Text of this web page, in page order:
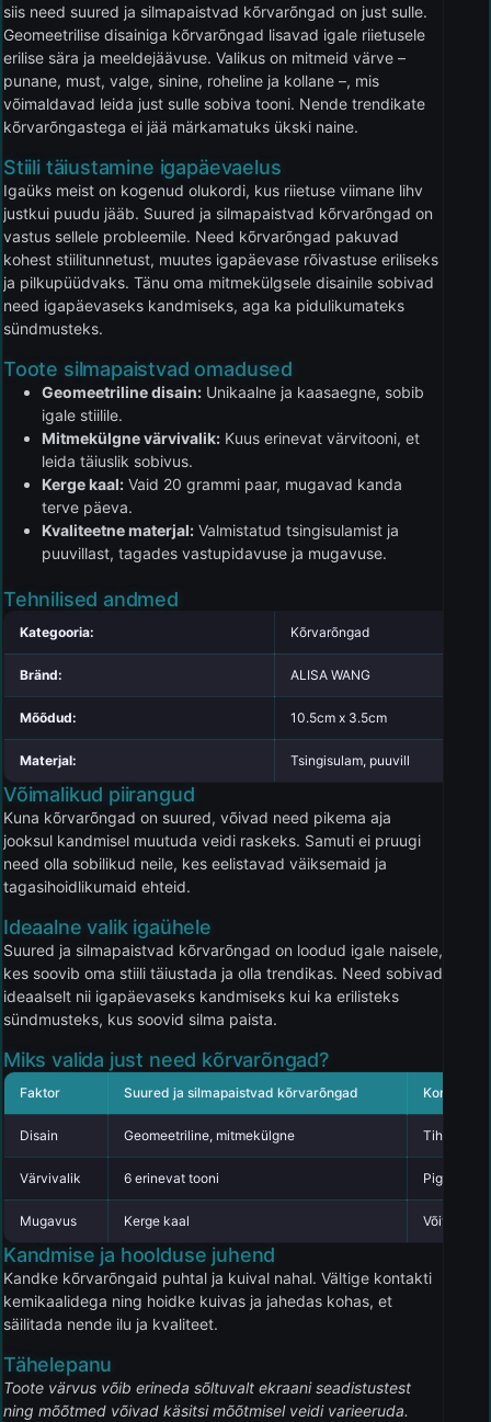
siis need suured ja silmapaistvad kõrvarõngad on just sulle.
Geomeetrilise disainiga kõrvarõngad lisavad igale riietusele
erilise sära ja meeldejäävuse. Valikus on mitmeid värve –
punane, must, valge, sinine, roheline ja kollane –, mis
võimaldavad leida just sulle sobiva tooni. Nende trendikate
kõrvarõngastega ei jää märkamatuks ükski naine.
Stiili täiustamine igapäevaelus
Igaüks meist on kogenud olukordi, kus riietuse viimane lihv
justkui puudu jääb. Suured ja silmapaistvad kõrvarõngad on
vastus sellele probleemile. Need kõrvarõngad pakuvad
kohest stiilitunnetust, muutes igapäevase rõivastuse eriliseks
ja pilkupüüdvaks. Tänu oma mitmekülgsele disainile sobivad
need igapäevaseks kandmiseks, aga ka pidulikumateks
sündmusteks.
Toote silmapaistvad omadused
Geomeetriline disain: Unikaalne ja kaasaegne, sobib
igale stiilile.
Mitmekülgne värvivalik: Kuus erinevat värvitooni, et
leida täiuslik sobivus.
Kerge kaal: Vaid 20 grammi paar, mugavad kanda
terve päeva.
Kvaliteetne materjal: Valmistatud tsingisulamist ja
puuvillast, tagades vastupidavuse ja mugavuse.
Tehnilised andmed
Kategooria: Kõrvarõngad
Bränd: ALISA WANG
Mõõdud: 10.5cm x 3.5cm
Materjal: Tsingisulam, puuvill
Võimalikud piirangud
Kuna kõrvarõngad on suured, võivad need pikema aja
jooksul kandmisel muutuda veidi raskeks. Samuti ei pruugi
need olla sobilikud neile, kes eelistavad väiksemaid ja
tagasihoidlikumaid ehteid.
Ideaalne valik igaühele
Suured ja silmapaistvad kõrvarõngad on loodud igale naisele,
kes soovib oma stiili täiustada ja olla trendikas. Need sobivad
ideaalselt nii igapäevaseks kandmiseks kui ka erilisteks
sündmusteks, kus soovid silma paista.
Miks valida just need kõrvarõngad?
Faktor Suured ja silmapaistvad kõrvarõngad
Disain Geomeetriline, mitmekülgne Tihti
Värvivalik 6 erinevat tooni Pigem
Mugavus Kerge kaal Võivad
Kandmise ja hoolduse juhend
Kandke kõrvarõngaid puhtal ja kuival nahal. Vältige kontakti
kemikaalidega ning hoidke kuivas ja jahedas kohas, et
säilitada nende ilu ja kvaliteet.
Tähelepanu
Toote värvus võib erineda sõltuvalt ekraani seadistustest
ning mõõtmed võivad käsitsi mõõtmisel veidi varieeruda.